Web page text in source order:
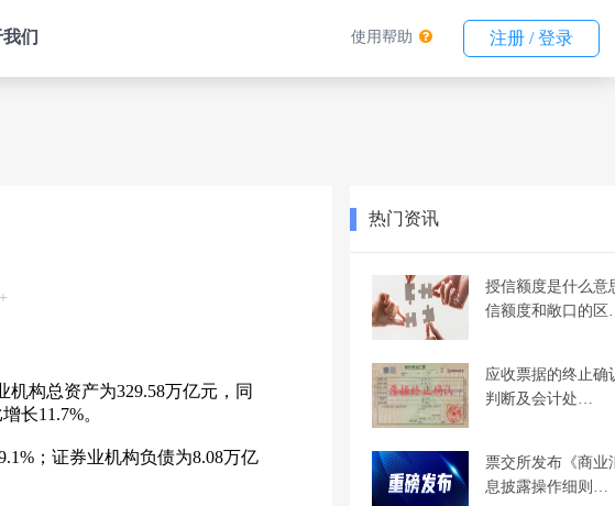
们 使用帮助 注册 / 登录
构总资产为329.58万亿元，同
长11.7%。
；证券业机构负债为8.08万亿
热门资讯
授信额度是什么意
信额度和敞口的
应收票据的终止确
判断及会计处…
票交所发布《商业
息披露操作细则…